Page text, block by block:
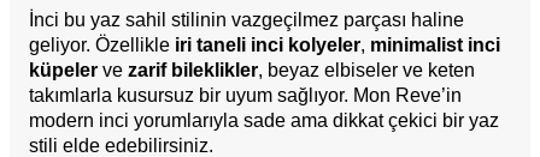
İnci bu yaz sahil stilinin vazgeçilmez parçası haline
geliyor. Özellikle iri taneli inci kolyeler, minimalist inci
küpeler ve zarif bileklikler, beyaz elbiseler ve keten
takımlarla kusursuz bir uyum sağlıyor. Mon Reve’in
modern inci yorumlarıyla sade ama dikkat çekici bir yaz
stili elde edebilirsiniz.